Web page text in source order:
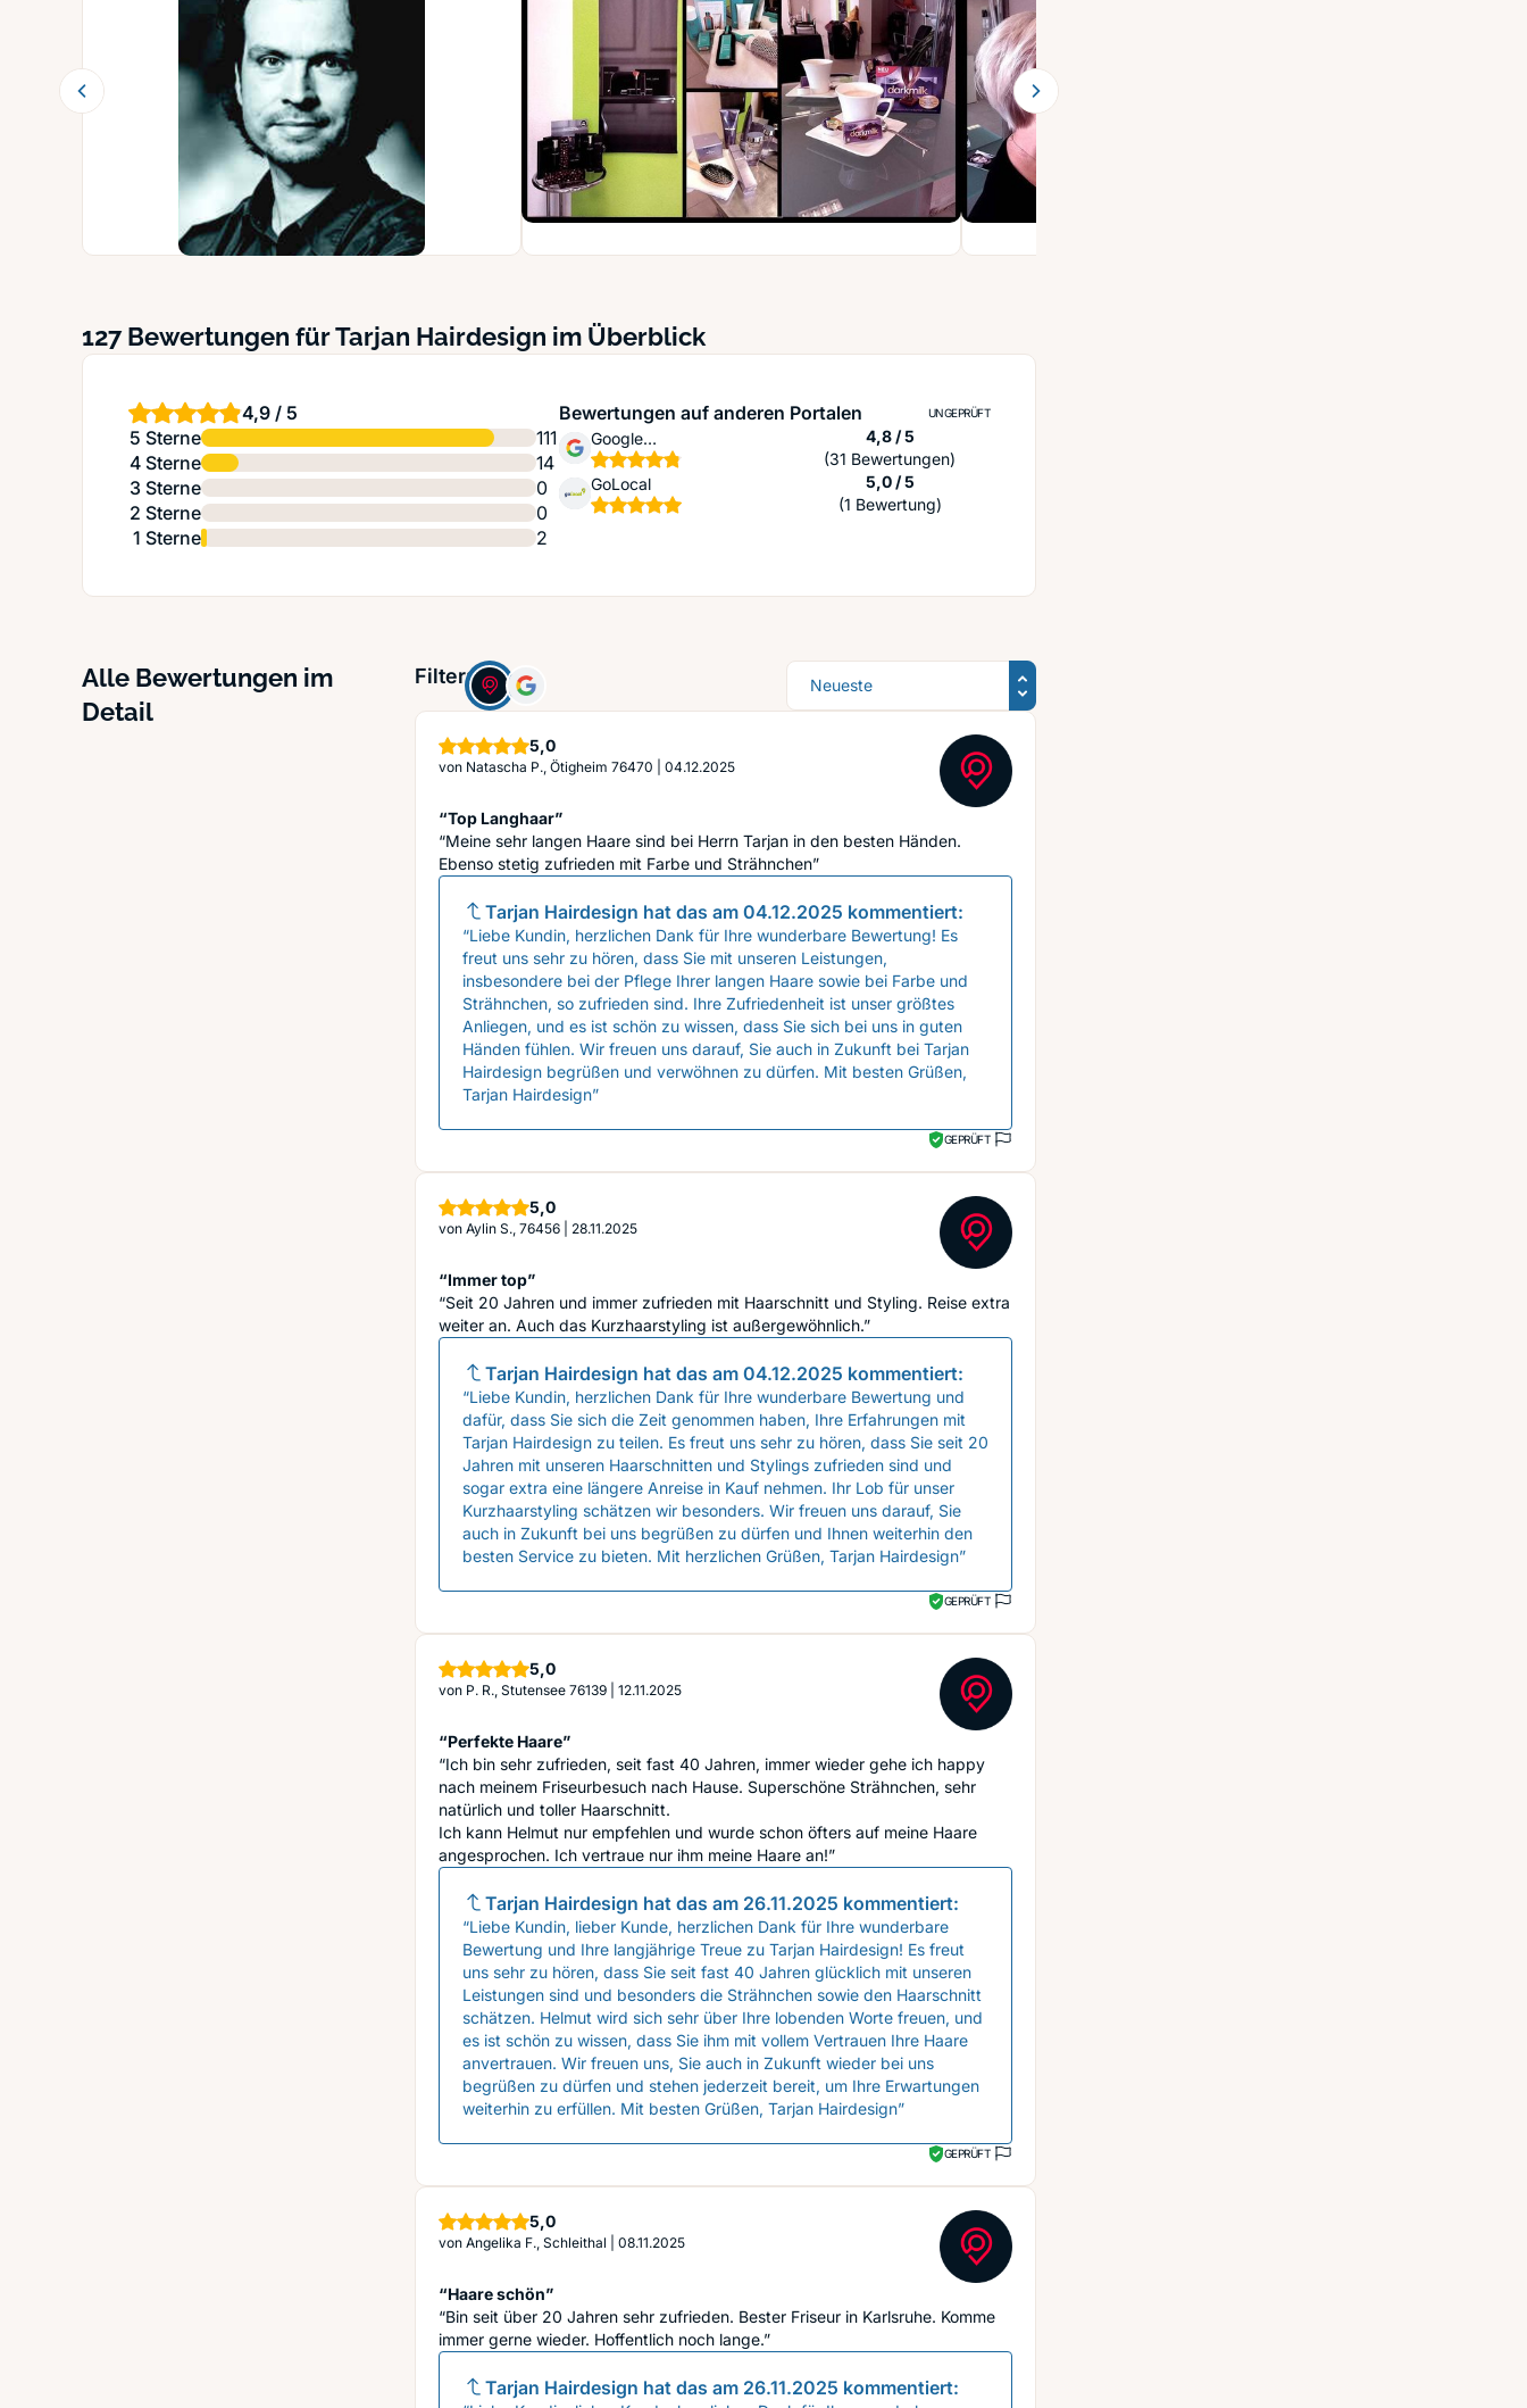
127 Bewertungen für Tarjan Hairdesign im Überblick
4,9 / 5
5 Sterne
111
4 Sterne
14
3 Sterne
0
2 Sterne
0
1 Sterne
2
Bewertungen auf anderen Portalen UNGEPRÜFT
Google
Unternehmensprofil
4,8 / 5Sternen
(31 Bewertungen)
GoLocal
5,0 / 5Sternen
(1 Bewertung)
Alle Bewertungen im
Detail
Filter: Sortierung
5,0Sterne
von Natascha P., Ötigheim 76470 04.12.2025
“Top Langhaar”
“Meine sehr langen Haare sind bei Herrn Tarjan in den besten Händen.
Ebenso stetig zufrieden mit Farbe und Strähnchen”
Tarjan Hairdesign hat das am 04.12.2025 kommentiert:
“Liebe Kundin, herzlichen Dank für Ihre wunderbare Bewertung! Es
freut uns sehr zu hören, dass Sie mit unseren Leistungen,
insbesondere bei der Pflege Ihrer langen Haare sowie bei Farbe und
Strähnchen, so zufrieden sind. Ihre Zufriedenheit ist unser größtes
Anliegen, und es ist schön zu wissen, dass Sie sich bei uns in guten
Händen fühlen. Wir freuen uns darauf, Sie auch in Zukunft bei Tarjan
Hairdesign begrüßen und verwöhnen zu dürfen. Mit besten Grüßen,
Tarjan Hairdesign”
GEPRÜFT
5,0Sterne
von Aylin S., 76456 28.11.2025
“Immer top”
“Seit 20 Jahren und immer zufrieden mit Haarschnitt und Styling. Reise extra
weiter an. Auch das Kurzhaarstyling ist außergewöhnlich.”
Tarjan Hairdesign hat das am 04.12.2025 kommentiert:
“Liebe Kundin, herzlichen Dank für Ihre wunderbare Bewertung und
dafür, dass Sie sich die Zeit genommen haben, Ihre Erfahrungen mit
Tarjan Hairdesign zu teilen. Es freut uns sehr zu hören, dass Sie seit 20
Jahren mit unseren Haarschnitten und Stylings zufrieden sind und
sogar extra eine längere Anreise in Kauf nehmen. Ihr Lob für unser
Kurzhaarstyling schätzen wir besonders. Wir freuen uns darauf, Sie
auch in Zukunft bei uns begrüßen zu dürfen und Ihnen weiterhin den
besten Service zu bieten. Mit herzlichen Grüßen, Tarjan Hairdesign”
GEPRÜFT
5,0Sterne
von P. R., Stutensee 76139 12.11.2025
“Perfekte Haare”
“Ich bin sehr zufrieden, seit fast 40 Jahren, immer wieder gehe ich happy
nach meinem Friseurbesuch nach Hause. Superschöne Strähnchen, sehr
natürlich und toller Haarschnitt.
Ich kann Helmut nur empfehlen und wurde schon öfters auf meine Haare
angesprochen. Ich vertraue nur ihm meine Haare an!”
Tarjan Hairdesign hat das am 26.11.2025 kommentiert:
“Liebe Kundin, lieber Kunde, herzlichen Dank für Ihre wunderbare
Bewertung und Ihre langjährige Treue zu Tarjan Hairdesign! Es freut
uns sehr zu hören, dass Sie seit fast 40 Jahren glücklich mit unseren
Leistungen sind und besonders die Strähnchen sowie den Haarschnitt
schätzen. Helmut wird sich sehr über Ihre lobenden Worte freuen, und
es ist schön zu wissen, dass Sie ihm mit vollem Vertrauen Ihre Haare
anvertrauen. Wir freuen uns, Sie auch in Zukunft wieder bei uns
begrüßen zu dürfen und stehen jederzeit bereit, um Ihre Erwartungen
weiterhin zu erfüllen. Mit besten Grüßen, Tarjan Hairdesign”
GEPRÜFT
5,0Sterne
von Angelika F., Schleithal 08.11.2025
“Haare schön”
“Bin seit über 20 Jahren sehr zufrieden. Bester Friseur in Karlsruhe. Komme
immer gerne wieder. Hoffentlich noch lange.”
Tarjan Hairdesign hat das am 26.11.2025 kommentiert: